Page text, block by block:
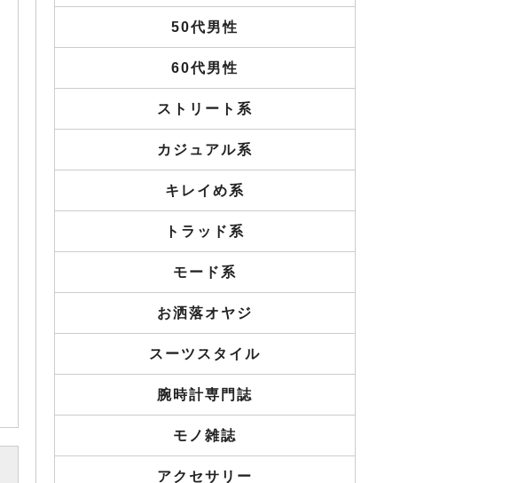
50代男性
60代男性
ストリート系
カジュアル系
キレイめ系
トラッド系
モード系
お洒落オヤジ
スーツスタイル
腕時計専門誌
モノ雑誌
アクセサリー